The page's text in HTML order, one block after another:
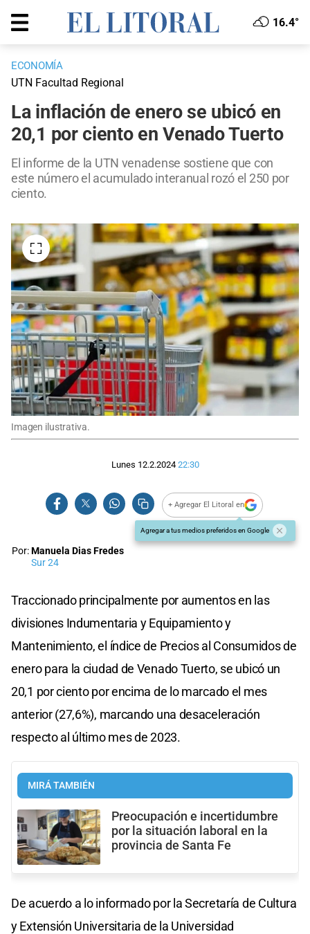
16.4°
ECONOMÍA
UTN Facultad Regional
La inflación de enero se ubicó en
20,1 por ciento en Venado Tuerto
El informe de la UTN venadense sostiene que con
este número el acumulado interanual rozó el 250 por
ciento.
Imagen ilustrativa.
Lunes 12.2.2024 22:30
+ Agregar El Litoral en
Agregar a tus medios preferidos en Google
Por:Manuela Dias Fredes
Sur 24
Traccionado principalmente por aumentos en las
divisiones Indumentaria y Equipamiento y
Mantenimiento, el índice de Precios al Consumidos de
enero para la ciudad de Venado Tuerto, se ubicó un
20,1 por ciento por encima de lo marcado el mes
anterior (27,6%), marcando una desaceleración
respecto al último mes de 2023.
MIRÁ TAMBIÉN
Preocupación e incertidumbre
por la situación laboral en la
provincia de Santa Fe
De acuerdo a lo informado por la Secretaría de Cultura
y Extensión Universitaria de la Universidad